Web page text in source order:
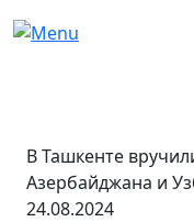
В Ташкенте
Азербайджана и
24.08.2024